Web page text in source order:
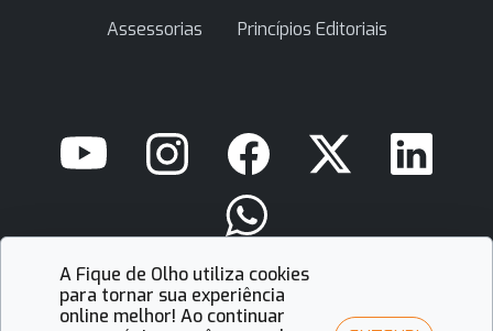
Assessorias
Princípios Editoriais
contato@fiquedeolho.com.br
A Fique de Olho utiliza cookies
para tornar sua experiência
online melhor! Ao continuar